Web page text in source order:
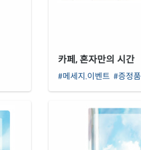
카페, 혼자만의 시간
#메세지.이벤트 #증정품